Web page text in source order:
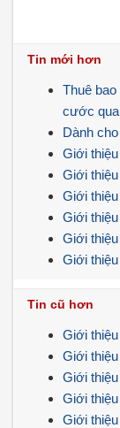
Tin mới hơn
Thuê
cước
Dành
Giới
Giới
Giới
Giới
Giới
Giới
Tin cũ hơn
Giới
Giới
Giới
Giới
Giới